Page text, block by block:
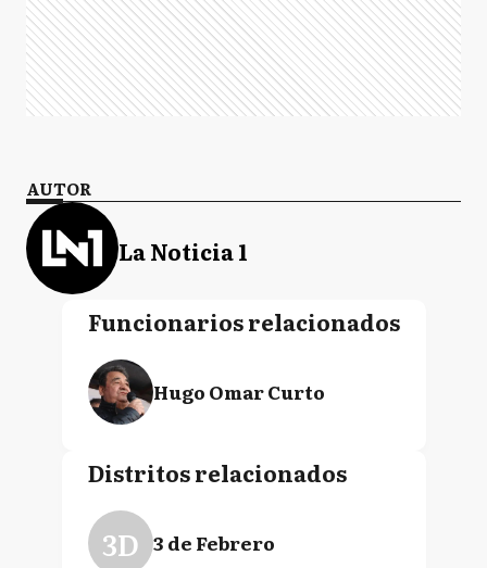
AUTOR
La Noticia 1
Funcionarios relacionados
Hugo Omar Curto
Distritos relacionados
3D 3 de Febrero